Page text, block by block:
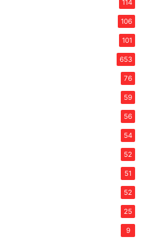
114
106
101
653
76
59
56
54
52
51
52
25
9